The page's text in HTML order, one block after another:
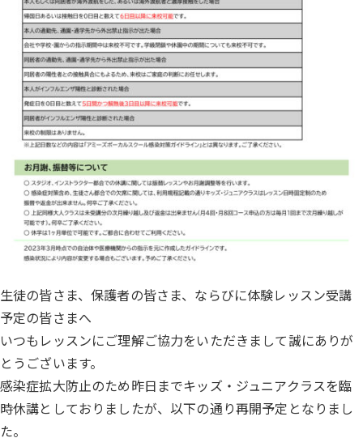
生徒の皆さま、保護者の皆さま、ならびに体験レッスン受講
予定の皆さまへ
いつもレッスンにご理解ご協力をいただきまして誠にありが
とうございます。
感染症拡大防止のため昨日までキッズ・ジュニアクラスを臨
時休講としておりましたが、以下の通り再開予定となりまし
た。